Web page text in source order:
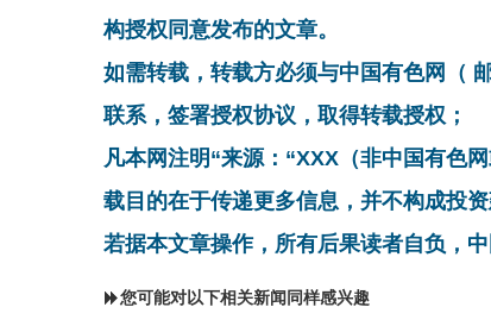
构授权同意发布的文章。
如需转载，转载方必须与中国有色网（
联系，签署授权协议，取得转载授权；
凡本网注明“来源：“XXX（非中国有色
载目的在于传递更多信息，并不构成投资
若据本文章操作，所有后果读者自负，
您可能对以下相关新闻同样感兴趣